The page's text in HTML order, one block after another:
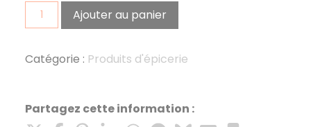
quantité
de
tomates
Ajouter au panier
Catégorie : Produits d'épicerie
Partagez cette information :